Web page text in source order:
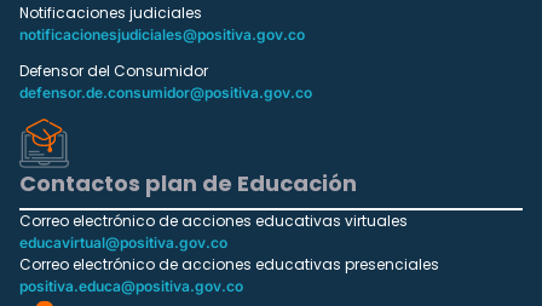
Notificaciones judiciales
notificacionesjudiciales@positiva.gov.co
Defensor del Consumidor
defensor.de.consumidor@positiva.gov.co
Contactos plan de Educación
Correo electrónico de acciones educativas virtuales
educavirtual@positiva.gov.co
Correo electrónico de acciones educativas presenciales
positiva.educa@positiva.gov.co